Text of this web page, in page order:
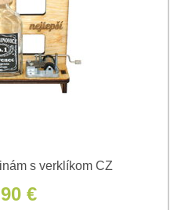
s verklíkom CZ
€